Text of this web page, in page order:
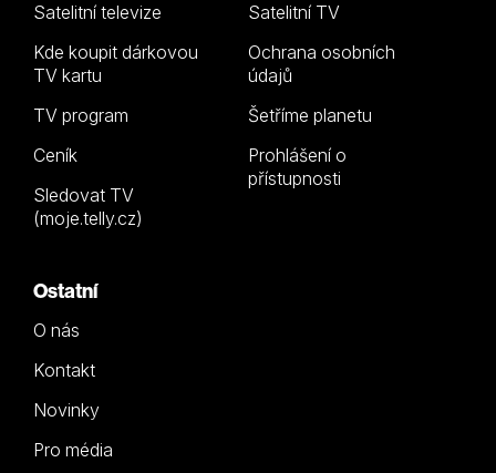
Satelitní televize
Kde koupit dárkovou
TV kartu
TV program
Ceník
Sledovat TV
(moje.telly.cz)
Satelitní TV
Ochrana osobních
údajů
Šetříme planetu
Prohlášení o
přístupnosti
Ostatní
O nás
Kontakt
Novinky
Pro média